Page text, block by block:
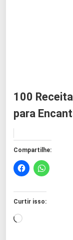
100
para
Compartilhe:
Curtir isso:
C